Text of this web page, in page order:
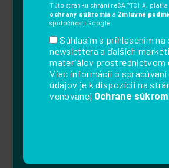
Túto stránku chráni reCAPTCHA, platia
ochrany súkromia a Zmluvné
spoločnosti Google.
Súhlasím s prihlásením na
newslettera a ďalších
materiálov prostredníctvom
Viac informácií o spracúvaní
údajov je k dispozícii na
venovanej Ochrane
HEY PUG!